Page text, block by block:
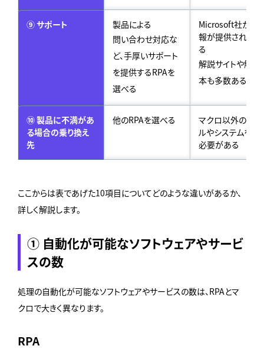
⑨ サポート
製品による
問い合わせ対応な
ど、手厚いサポート
を提供するRPAを
選べる
Microsoft社から
報が提供されてい
る
解説サイトや解説
本も多数ある
⑩ 製品に不満があ
る場合の乗り換え
先
他のRPAを選べる
マクロ以外のツー
ルやシステムを探
必要がある
ここからは表であげた10項目についてどのような違いがあるか、
詳しく解説します。
① 自動化が可能なソフトウェアやサービ
スの数
処理の自動化が可能なソフトウェアやサービスの数は、RPAとマ
クロで大きく異なります。
RPA